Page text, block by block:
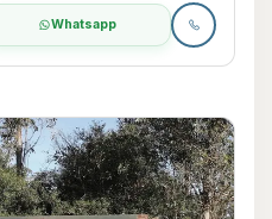
Whatsapp